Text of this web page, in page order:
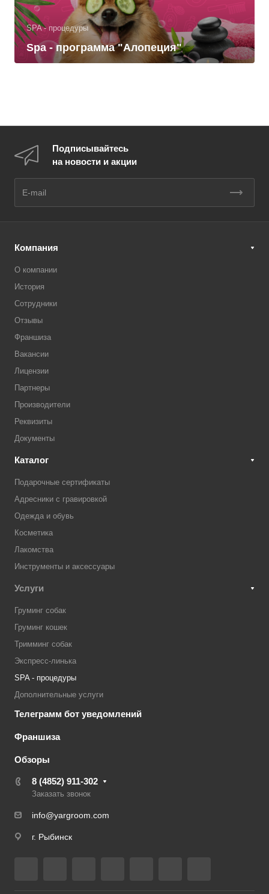
SPA - процедуры
Spa - программа "Алопеция"
Подписывайтесь
на новости и акции
Компания
О компании
История
Сотрудники
Отзывы
Франшиза
Вакансии
Лицензии
Партнеры
Производители
Реквизиты
Документы
Каталог
Подарочные сертификаты
Адресники с гравировкой
Одежда и обувь
Косметика
Лакомства
Инструменты и аксессуары
Услуги
Груминг собак
Груминг кошек
Тримминг собак
Экспресс-линька
SPA - процедуры
Дополнительные услуги
Телеграмм бот уведомлений
Франшиза
Обзоры
8 (4852) 911-302
Заказать звонок
info@yargroom.com
г. Рыбинск